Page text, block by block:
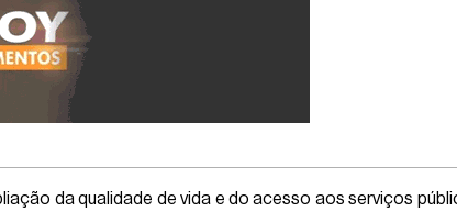
da qualidade de vida e do acesso aos serviços